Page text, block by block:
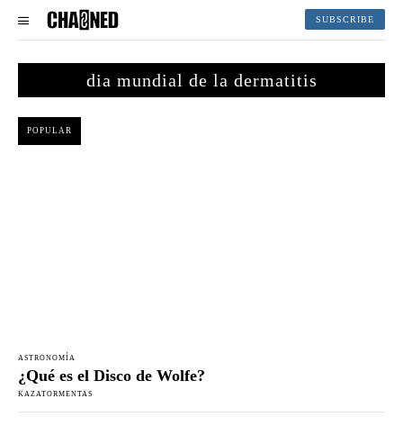
SUBSCRIBE
dia mundial de la dermatitis
POPULAR
ASTRONOMÍA
¿Qué es el Disco de Wolfe?
KAZATORMENTAS